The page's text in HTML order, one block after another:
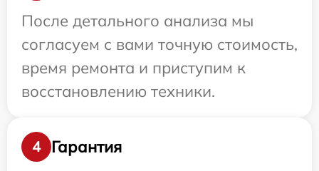
После детального анализа мы
согласуем с вами точную стоимость,
время ремонта и приступим к
восстановлению техники.
4
Гарантия